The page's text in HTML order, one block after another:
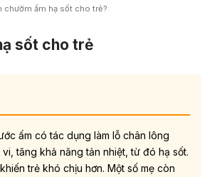
chườm ấm hạ sốt cho trẻ?
sốt cho trẻ
ấm có tác dụng làm lỗ chân lông
tăng khả năng tản nhiệt, từ đó hạ sốt.
trẻ khó chịu hơn. Một số mẹ còn